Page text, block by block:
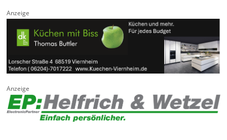
Anzeige
Anzeige